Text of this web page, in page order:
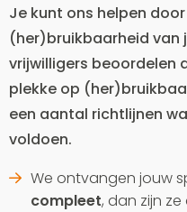
Je kunt ons helpen
(her)bruikbaarheid van
vrijwilligers beoordelen
plekke op
een aantal richtlijnen
voldoen.
We ontvangen jouw
compleet, dan zijn